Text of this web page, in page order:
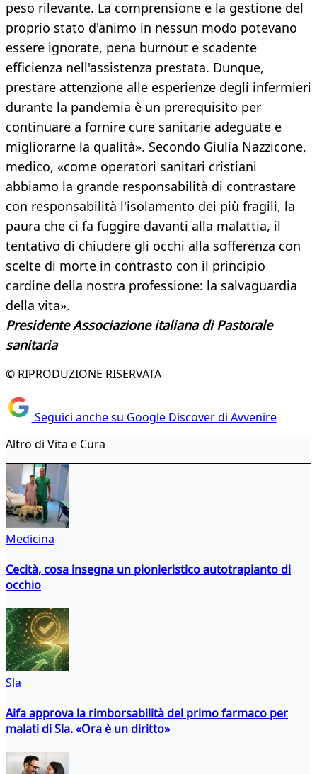
peso rilevante. La comprensione e la gestione del
proprio stato d'animo in nessun modo potevano
essere ignorate, pena burnout e scadente
efficienza nell'assistenza prestata. Dunque,
prestare attenzione alle esperienze degli infermieri
durante la pandemia è un prerequisito per
continuare a fornire cure sanitarie adeguate e
migliorarne la qualità». Secondo Giulia Nazzicone,
medico, «come operatori sanitari cristiani
abbiamo la grande responsabilità di contrastare
con responsabilità l'isolamento dei più fragili, la
paura che ci fa fuggire davanti alla malattia, il
tentativo di chiudere gli occhi alla sofferenza con
scelte di morte in contrasto con il principio
cardine della nostra professione: la salvaguardia
della vita».
Presidente Associazione italiana di Pastorale
sanitaria
© RIPRODUZIONE RISERVATA
Seguici anche su Google Discover di Avvenire
Altro di Vita e Cura
Medicina
Cecità, cosa insegna un pionieristico autotrapianto di
occhio
Sla
Aifa approva la rimborsabilità del primo farmaco per
malati di Sla. «Ora è un diritto»